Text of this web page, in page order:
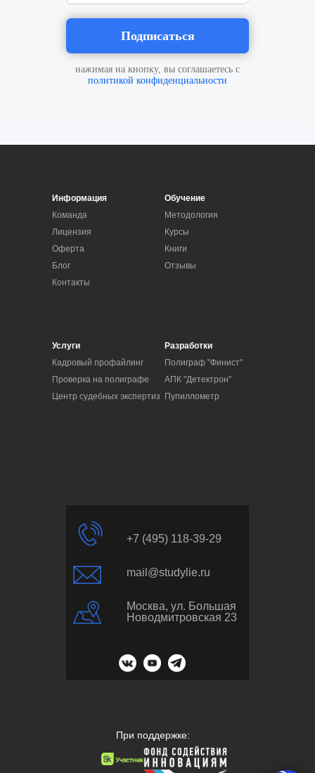
Подписаться
нажимая на кнопку, вы соглашаетесь с
политикой конфиденциальности
Информация
Команда
Лицензия
Оферта
Блог
Контакты
Услуги
Кадровый профайлинг
Проверка на полиграфе
Центр судебных экспертиз
Разработки
Полиграф "Финист"
АПК "Детектрон"
Пупиллометр
Обучение
Методология
Курсы
Книги
Отзывы
+7 (495) 118-39-29
mail@studylie.ru
Москва, ул. Большая
Новодмитровская 23
При поддержке: